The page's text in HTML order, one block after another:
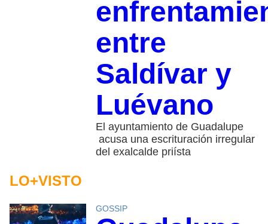
entre
Saldívar y
Luévano
El ayuntamiento de Guadalupe
acusa una escrituración irregular
del exalcalde priísta
LO+VISTO
GOSSIP